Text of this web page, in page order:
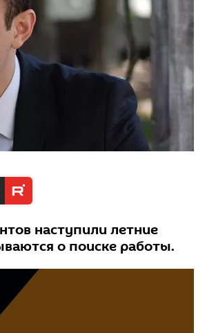
наступили летние
о поиске работы.